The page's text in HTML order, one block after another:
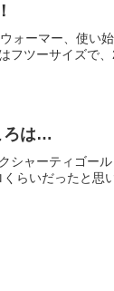
ォーマー、使い
ツーサイズで
ろは…
ャーティゴー
らいだったと思